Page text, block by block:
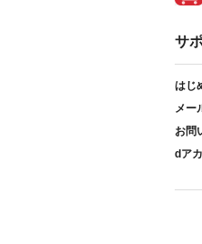
サ
はじ
メー
お問
dア